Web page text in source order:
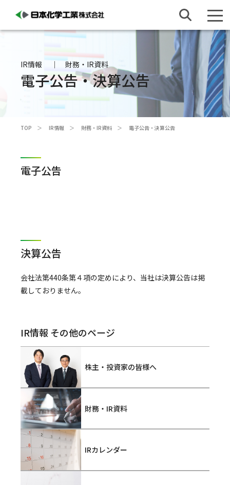
IR情報 財務・IR資料
電子公告・決算公告
TOP IR情報 財務・IR資料 電子公告・決算公告
電子公告
決算公告
会社法第440条第４項の定めにより、当社は決算公告は掲
載しておりません。
IR情報 その他のページ
株主・投資家の皆様へ
財務・IR資料
IRカレンダー